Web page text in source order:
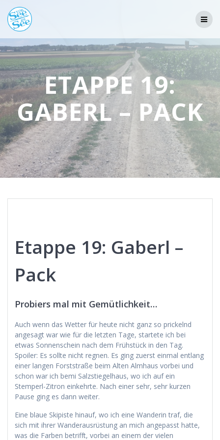
ETAPPE 19:
GABERL – PACK
Etappe 19: Gaberl –
Pack
Probiers mal mit Gemütlichkeit…
Auch wenn das Wetter für heute nicht ganz so prickelnd
angesagt war wie für die letzten Tage, startete ich bei
etwas Sonnenschein nach dem Frühstück in den Tag.
Spoiler: Es sollte nicht regnen. Es ging zuerst einmal entlang
einer langen Forststraße beim Alten Almhaus vorbei und
schon war ich bemi Salzstiegelhaus, wo ich auf ein
Stemperl-Zitron einkehrte. Nach einer sehr, sehr kurzen
Pause ging es dann weiter.
Eine blaue Skipiste hinauf, wo ich eine Wanderin traf, die
sich mit ihrer Wanderausrüstung an mich angepasst hatte,
was die Farben betrifft, vorbei an einem der vielen